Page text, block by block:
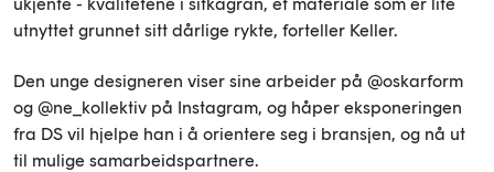
utnyttet grunnet sitt dårlige rykte, forteller Keller.
Den unge designeren viser sine arbeider på @oskarform
og @ne_kollektiv på Instagram, og håper eksponeringen
fra DS vil hjelpe han i å orientere seg i bransjen, og nå ut
til mulige samarbeidspartnere.